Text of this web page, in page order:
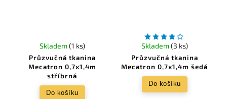
Průzvučná tkanina
Mecatron 0,7x1,4m
stříbrná
Skladem(1 ks)
Do košíku
Průzvučná tkanina
Mecatron 0,7x1,4m šedá
Skladem(3 ks)
Do košíku